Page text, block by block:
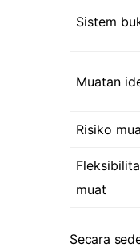
Sistem
Muatan
Risiko
muat
Secara